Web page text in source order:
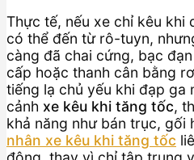
Thực tế, nếu xe chỉ kêu khi
có thể đến từ rô-tuyn,
càng đã chai cứng, bạc
cấp hoặc thanh cân bằng
tiếng lạ chủ yếu khi đạp ga
cảnh xe kêu khi tăng tốc,
khả năng như bán trục, gối
nhân xe kêu khi tăng tốc